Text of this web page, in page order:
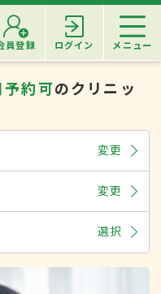
員登録 ログイン メニュー
約可のクリニッ
変更
変更
選択